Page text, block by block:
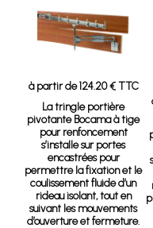
à partir de 124.20 € TTC
La tringle portière
pivotante Bocama à tige
pour renfoncement
s’installe sur portes
encastrées pour
permettre la fixation et le
coulissement fluide d’un
rideau isolant, tout en
suivant les mouvements
d’ouverture et fermeture.